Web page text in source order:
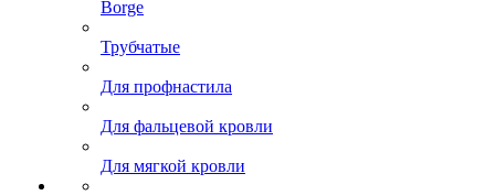
Borge
Трубчатые
Для профнастила
Для фальцевой кровли
Для мягкой кровли